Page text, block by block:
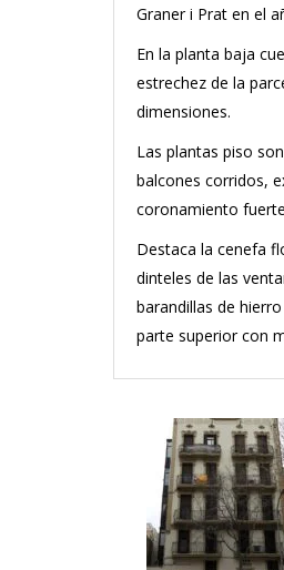
Graner i Prat en el
En la planta baja
estrechez de la
dimensiones.
Las plantas piso
balcones corridos,
coronamiento
Destaca la cenefa
dinteles de las
barandillas de
parte superior con